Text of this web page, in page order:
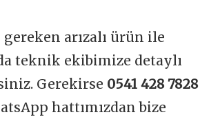
gereken arızalı ürün ile
teknik ekibimize detaylı
Gerekirse 0541 428 7828
hattımızdan bize